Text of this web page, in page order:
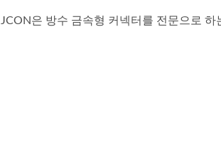
JCON은 방수 금속형 커넥터를 전문으로 하